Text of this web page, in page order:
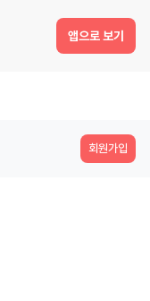
앱으로 보기
회원가입